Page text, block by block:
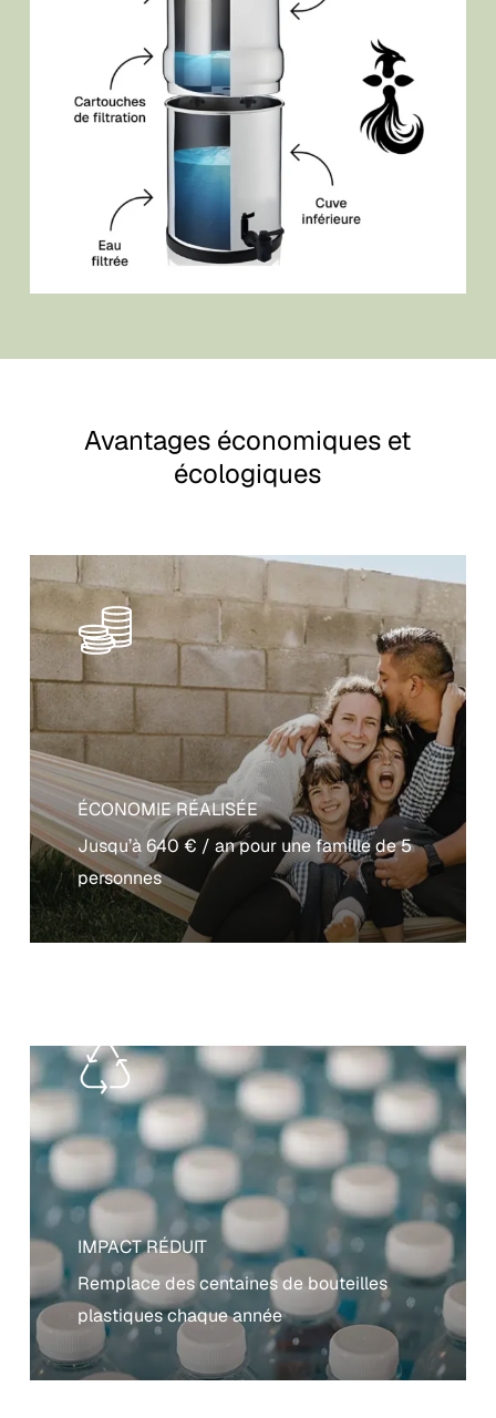
Avantages économiques et
écologiques
ÉCONOMIE RÉALISÉE
Jusqu’à 640 € / an pour une famille de 5
personnes
IMPACT RÉDUIT
Remplace des centaines de bouteilles
plastiques chaque année